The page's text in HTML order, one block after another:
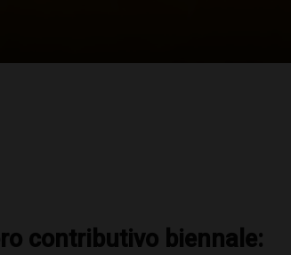
contributivo biennale: